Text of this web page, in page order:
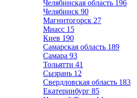
Челябинская область 196
Челябинск 90
Магнитогорск 27
Миасс 15
Киев 190
Самарская область 189
Самара 93
Тольятти 41
Сызрань 12
Свердловская область 183
Екатеринбург 85